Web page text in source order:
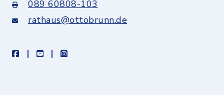
089 60808-103
rathaus@ottobrunn.de
facebookyoutubeinstagram